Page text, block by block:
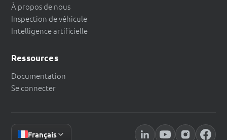
À propos de nous
Inspection de véhicule
Intelligence artificielle
Ressources
Documentation
Se connecter
Français